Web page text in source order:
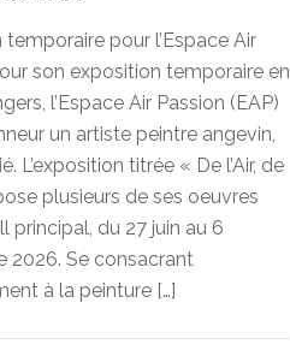
temporaire pour l’Espace Air
son exposition temporaire en
l’Espace Air Passion (EAP)
un artiste peintre angevin,
L’exposition titrée « De l’Air, de
plusieurs de ses oeuvres
principal, du 27 juin au 6
2026. Se consacrant
à la peinture […]